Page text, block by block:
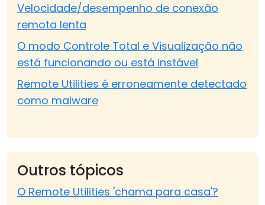
Velocidade/desempenho de conexão
remota lenta
O modo Controle Total e Visualização não
está funcionando ou está instável
Remote Utilities é erroneamente detectado
como malware
Outros tópicos
O Remote Utilities 'chama para casa'?